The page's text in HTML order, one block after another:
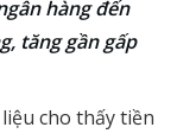
hàng đến
tăng gần gấp
cho thấy tiền